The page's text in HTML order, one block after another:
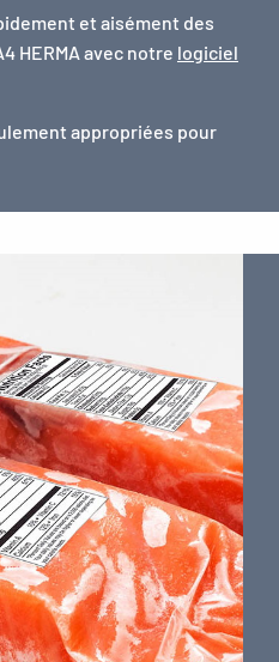
et aisément des
HERMA avec notre logiciel
appropriées pour